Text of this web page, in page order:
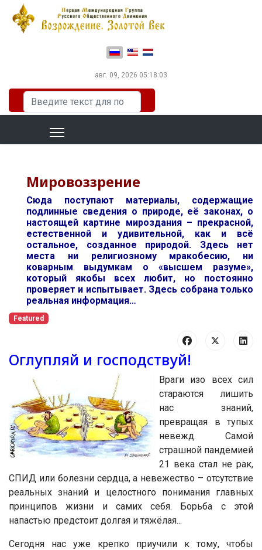
Выберите язык
авг. 09, 2026 05:18:03
Искать...
Мировоззрение
Сюда поступают материалы, содержащие
подлинные сведения о природе, её законах, о
настоящей картине мироздания – прекрасной,
естественной и удивительной, как и всё
остальное, созданное природой. Здесь нет
места ни религиозному мракобесию, ни
коварным выдумкам о «высшем разуме»,
который якобы всех любит, но постоянно
проверяет и испытывает. Здесь собрана только
реальная информация…
Featured
Оглупляй и господствуй!
Враги изо всех сил
стараются лишить
нас знаний,
превращая в тупых
невежд. Самой
страшной пандемией
21 века стал не рак,
СПИД или болезни сердца, а невежество – отсутствие
реальных знаний и целостного понимания главных
принципов жизни и самих себя. Борьба с этой
напастью предстоит долгая и тяжёлая...
Сегодня нас уже крепко приучили к тому, чтобы